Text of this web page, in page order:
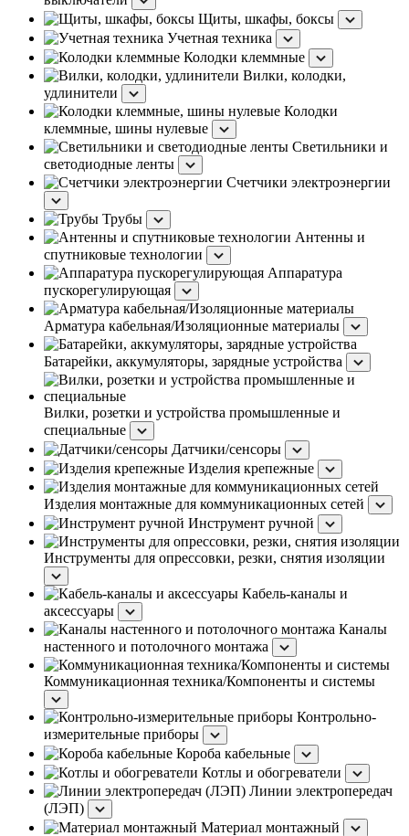
Щиты, шкафы, боксы
Учетная техника
Колодки клеммные
Вилки, колодки,
удлинители
Колодки
клеммные, шины нулевые
Светильники и
светодиодные ленты
Счетчики электроэнергии
Трубы
Антенны и
спутниковые технологии
Аппаратура
пускорегулирующая
Арматура кабельная/Изоляционные материалы
Батарейки, аккумуляторы, зарядные устройства
Вилки, розетки и устройства промышленные и
специальные
Датчики/сенсоры
Изделия крепежные
Изделия монтажные для коммуникационных сетей
Инструмент ручной
Инструменты для опрессовки, резки, снятия изоляции
Кабель-каналы и
аксессуары
Каналы
настенного и потолочного монтажа
Коммуникационная техника/Компоненты и системы
Контрольно-
измерительные приборы
Короба кабельные
Котлы и обогреватели
Линии электропередач
(ЛЭП)
Материал монтажный